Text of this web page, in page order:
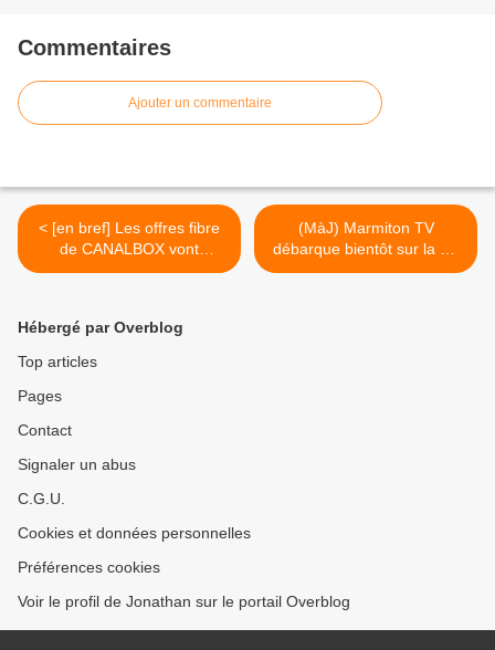
Commentaires
Ajouter un commentaire
< [en bref] Les offres fibre
de CANALBOX vont
débarquer dans de
(MàJ) Marmiton TV
débarque bientôt sur la TV
d'Orange ! >
Hébergé par Overblog
Top articles
Pages
Contact
Signaler un abus
C.G.U.
Cookies et données personnelles
Préférences cookies
Voir le profil de Jonathan sur le portail Overblog